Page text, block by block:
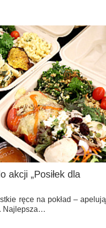
akcji „Posiłek dla
ręce na pokład – apelują
Najlepsza…